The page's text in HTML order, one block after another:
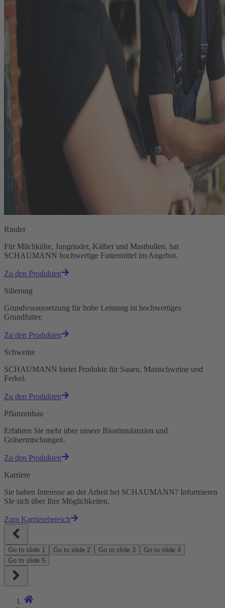
Rinder
Für Milchkühe, Jungrinder, Kälber und Mastbullen, hat
SCHAUMANN hochwertige Futtermittel im Angebot.
Zu den Produkten
Silierung
Grundvoraussetzung für hohe Leistung ist hochwertiges
Grundfutter.
Zu den Produkten
Schweine
SCHAUMANN bietet Produkte für Sauen, Mastschweine und
Ferkel.
Zu den Produkten
Pflanzenbau
Erfahren Sie mehr über unsere Biostimulanzien und
Gräsermischungen.
Zu den Produkten
Karriere
Sie haben Interesse an der Arbeit bei SCHAUMANN? Informieren
SIe sich über Ihre Möglichkeiten.
Zum Karrierebereich
Go to slide 1 Go to slide 2 Go to slide 3 Go to slide 4
Go to slide 5